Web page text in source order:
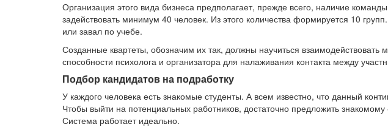
Организация этого вида бизнеса предполагает, прежде всего, наличие
задействовать минимум 40 человек. Из этого количества формируется 10
или завал по учебе.
Созданные квартеты, обозначим их так, должны научиться
способности психолога и организатора для налаживания контакта между
Подбор кандидатов на подработку
У каждого человека есть знакомые студенты. А всем известно, что данный
Чтобы выйти на потенциальных работников, достаточно предложить
Система работает идеально.